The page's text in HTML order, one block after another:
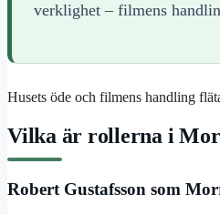
verklighet – filmens
Husets öde och filmens handling
Vilka är rollerna i
Robert Gustafsson som